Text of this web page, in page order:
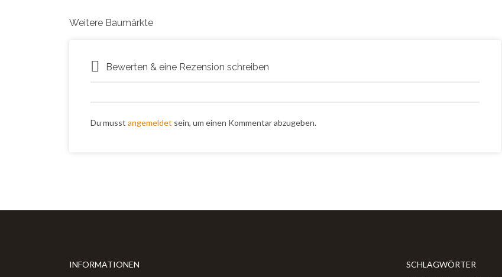
Weitere Baumärkte
Bewerten & eine Rezension schreiben
Du musst angemeldet sein, um einen Kommentar abzugeben.
INFORMATIONEN SCHLAGWÖRTER